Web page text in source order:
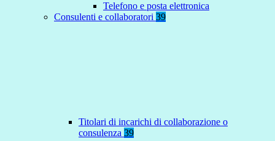
Telefono e posta elettronica
Consulenti e collaboratori 39
Titolari di incarichi di collaborazione o
consulenza 39